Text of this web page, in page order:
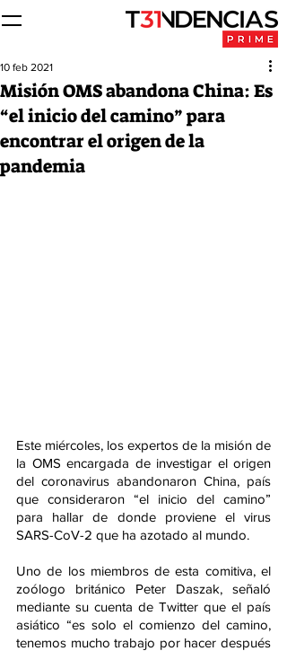
Misión OMS abandona China: Es
“el inicio del camino” para
encontrar el origen de la
pandemia
10 feb 2021
Este miércoles, los expertos de la misión de
la OMS encargada de investigar el origen
del coronavirus abandonaron China, país
que consideraron “el inicio del camino”
para hallar de donde proviene el virus
SARS-CoV-2 que ha azotado al mundo.
Uno de los miembros de esta comitiva, el
zoólogo británico Peter Daszak, señaló
mediante su cuenta de Twitter que el país
asiático “es solo el comienzo del camino,
tenemos mucho trabajo por hacer después